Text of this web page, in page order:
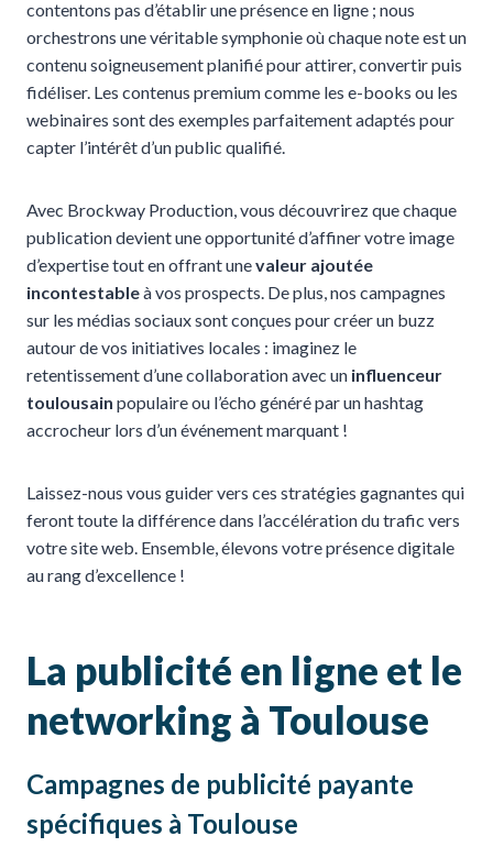
contentons pas d’établir une présence en ligne ; nous
orchestrons une véritable symphonie où chaque note est un
contenu soigneusement planifié pour attirer, convertir puis
fidéliser. Les contenus premium comme les e-books ou les
webinaires sont des exemples parfaitement adaptés pour
capter l’intérêt d’un public qualifié.
Avec Brockway Production, vous découvrirez que chaque
publication devient une opportunité d’affiner votre image
d’expertise tout en offrant unevaleur ajoutée
incontestableà vos prospects. De plus, nos campagnes
sur les médias sociaux sont conçues pour créer un buzz
autour de vos initiatives locales : imaginez le
retentissement d’une collaboration avec un influenceur
toulousain populaire ou l’écho généré par un hashtag
accrocheur lors d’un événement marquant !
Laissez-nous vous guider vers ces stratégies gagnantes qui
feront toute la différence dans l’accélération du trafic vers
votre site web. Ensemble, élevons votre présence digitale
au rang d’excellence !
La publicité en ligne et le
networking à Toulouse
Campagnes de publicité payante
spécifiques à Toulouse